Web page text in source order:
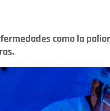
como la